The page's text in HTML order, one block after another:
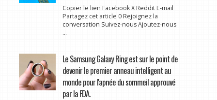
Copier le lien Facebook X Reddit E-mail
Partagez cet article 0 Rejoignez la
conversation Suivez-nous Ajoutez-nous
...
Le Samsung Galaxy Ring est sur le point de
devenir le premier anneau intelligent au
monde pour l'apnée du sommeil approuvé
par la FDA.